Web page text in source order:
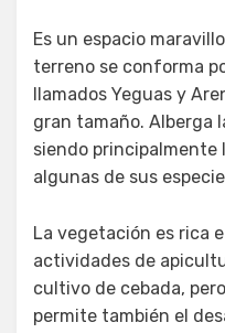
Es un espacio
terreno se conforma
llamados Yeguas y
gran tamaño. Alberga
siendo principalmente
algunas de sus
La vegetación es rica
actividades de
cultivo de cebada,
permite también el